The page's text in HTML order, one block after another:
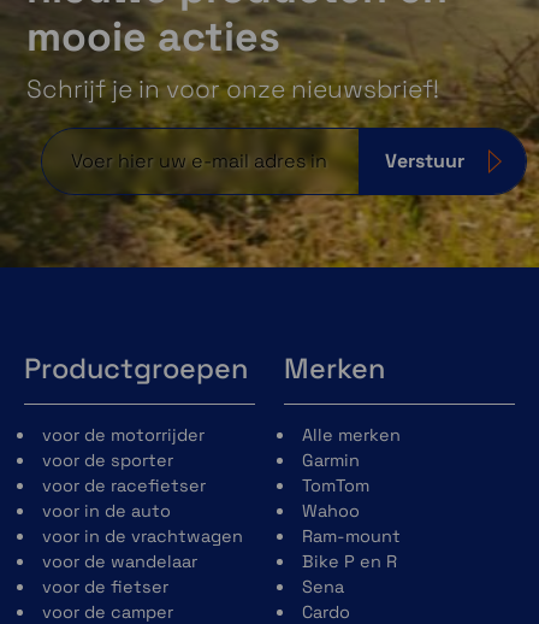
mooie acties
Schrijf je in voor onze nieuwsbrief!
Verstuur
Productgroepen
voor de motorrijder
voor de sporter
voor de racefietser
voor in de auto
voor in de vrachtwagen
voor de wandelaar
voor de fietser
voor de camper
Merken
Alle merken
Garmin
TomTom
Wahoo
Ram-mount
Bike P en R
Sena
Cardo